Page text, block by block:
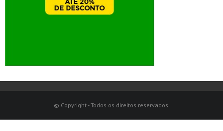
© Copyright - Todos os direitos reservados.